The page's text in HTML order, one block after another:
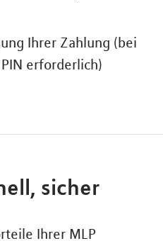
Ihrer Zahlung (bei
erforderlich)
sicher
Ihrer MLP